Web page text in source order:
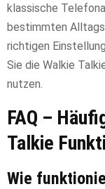
klassische
bestimmten
richtigen
Sie die Walkie
nutzen.
FAQ –
Talkie
Wie